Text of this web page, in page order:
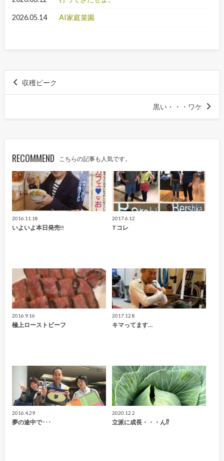
2026.05.14 AI家庭菜園
収穫ピーク
黒い・・・ワケ
RECOMMEND こちらの記事も人気です。
2016.11.18
いよいよ本日発売!!
2017.6.12
Tコレ
2016.9.16
極上ローストビーフ
2017.12.8
キマってます…
2016.4.29
夢の途中で･･･
2020.12.2
立派に成長・・・ん⁉